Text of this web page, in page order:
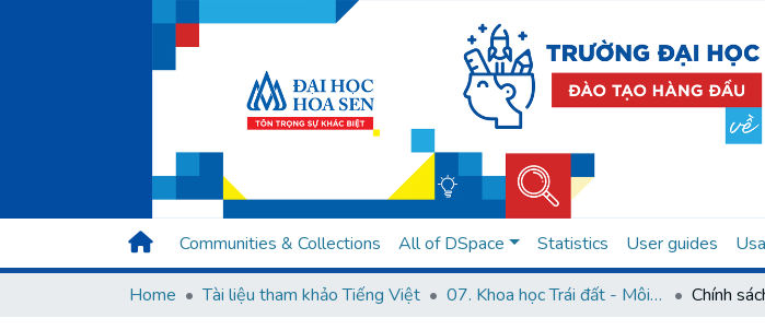
Communities & Collections All of DSpace Statistics User guides
Home Tài liệu tham khảo Tiếng Việt 07. Khoa học Trái đất - Môi trường